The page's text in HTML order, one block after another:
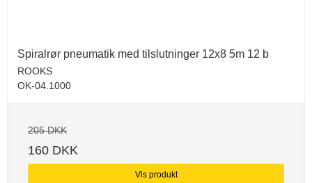
Spiralrør pneumatik med tilslutninger 12x8 5m 12 b
ROOKS
OK-04.1000
205 DKK
160 DKK
Vis produkt